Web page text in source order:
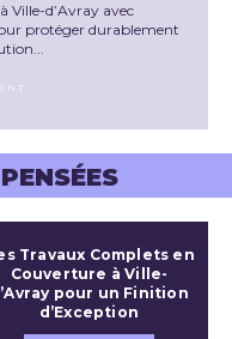
Ville-d’Avray avec
protéger durablement
-
Travaux Complets en
Couverture à Ville-
pour un Finition
d’Exception